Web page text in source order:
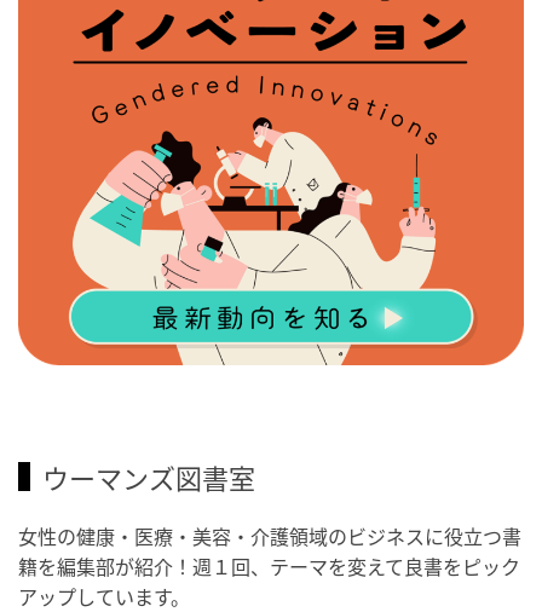
ウーマンズ図書室
女性の健康・医療・美容・介護領域のビジネスに役立つ書
籍を編集部が紹介！週１回、テーマを変えて良書をピック
アップしています。